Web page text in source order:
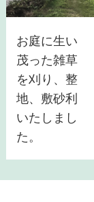
お庭に生い
茂った雑草
を刈り、整
地、敷砂利
いたしまし
た。